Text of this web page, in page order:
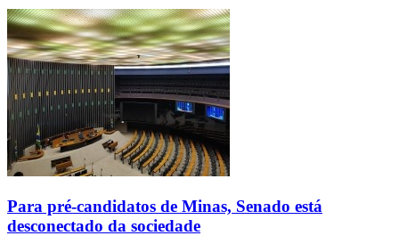
Para pré-candidatos de Minas, Senado está
desconectado da sociedade